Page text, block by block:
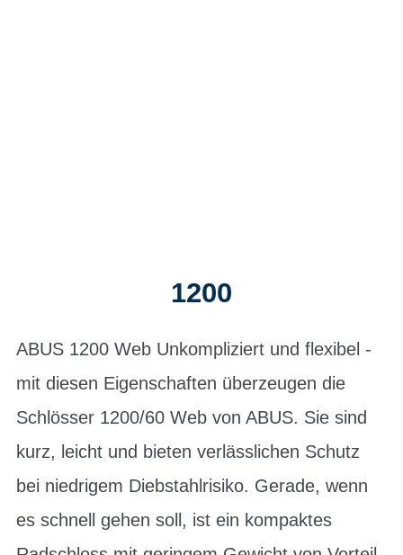
1200
ABUS 1200 Web Unkompliziert und flexibel -
mit diesen Eigenschaften überzeugen die
Schlösser 1200/60 Web von ABUS. Sie sind
kurz, leicht und bieten verlässlichen Schutz
bei niedrigem Diebstahlrisiko. Gerade, wenn
es schnell gehen soll, ist ein kompaktes